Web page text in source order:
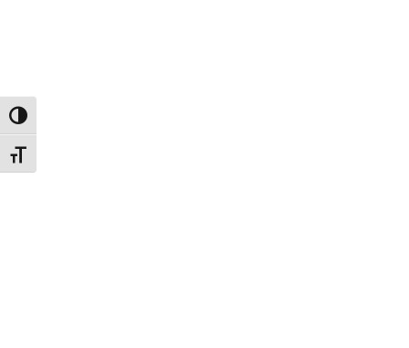
Umschalten auf hohe Kontraste
Schrift vergrößern